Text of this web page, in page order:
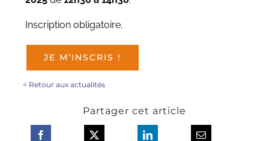
Inscription obligatoire.
JE M’INSCRIS !
< Retour aux actualités
Partager cet article